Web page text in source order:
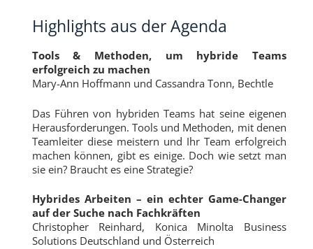
Highlights aus der Agenda
Tools & Methoden, um hybride Teams
erfolgreich zu machen
Mary-Ann Hoffmann und Cassandra Tonn, Bechtle
Das Führen von hybriden Teams hat seine eigenen
Herausforderungen. Tools und Methoden, mit denen
Teamleiter diese meistern und Ihr Team erfolgreich
machen können, gibt es einige. Doch wie setzt man
sie ein? Braucht es eine Strategie?
Hybrides Arbeiten – ein echter Game-Changer
auf der Suche nach Fachkräften
Christopher Reinhard, Konica Minolta Business
Solutions Deutschland und Österreich